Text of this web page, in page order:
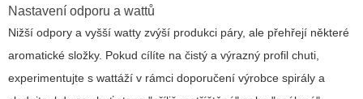
Nastavení odporu a wattů
Nižší odpory a vyšší watty zvýší produkci páry, ale přehřejí některé
aromatické složky. Pokud cílíte na čistý a výrazný profil chuti,
experimentujte s wattáží v rámci doporučení výrobce spirály a